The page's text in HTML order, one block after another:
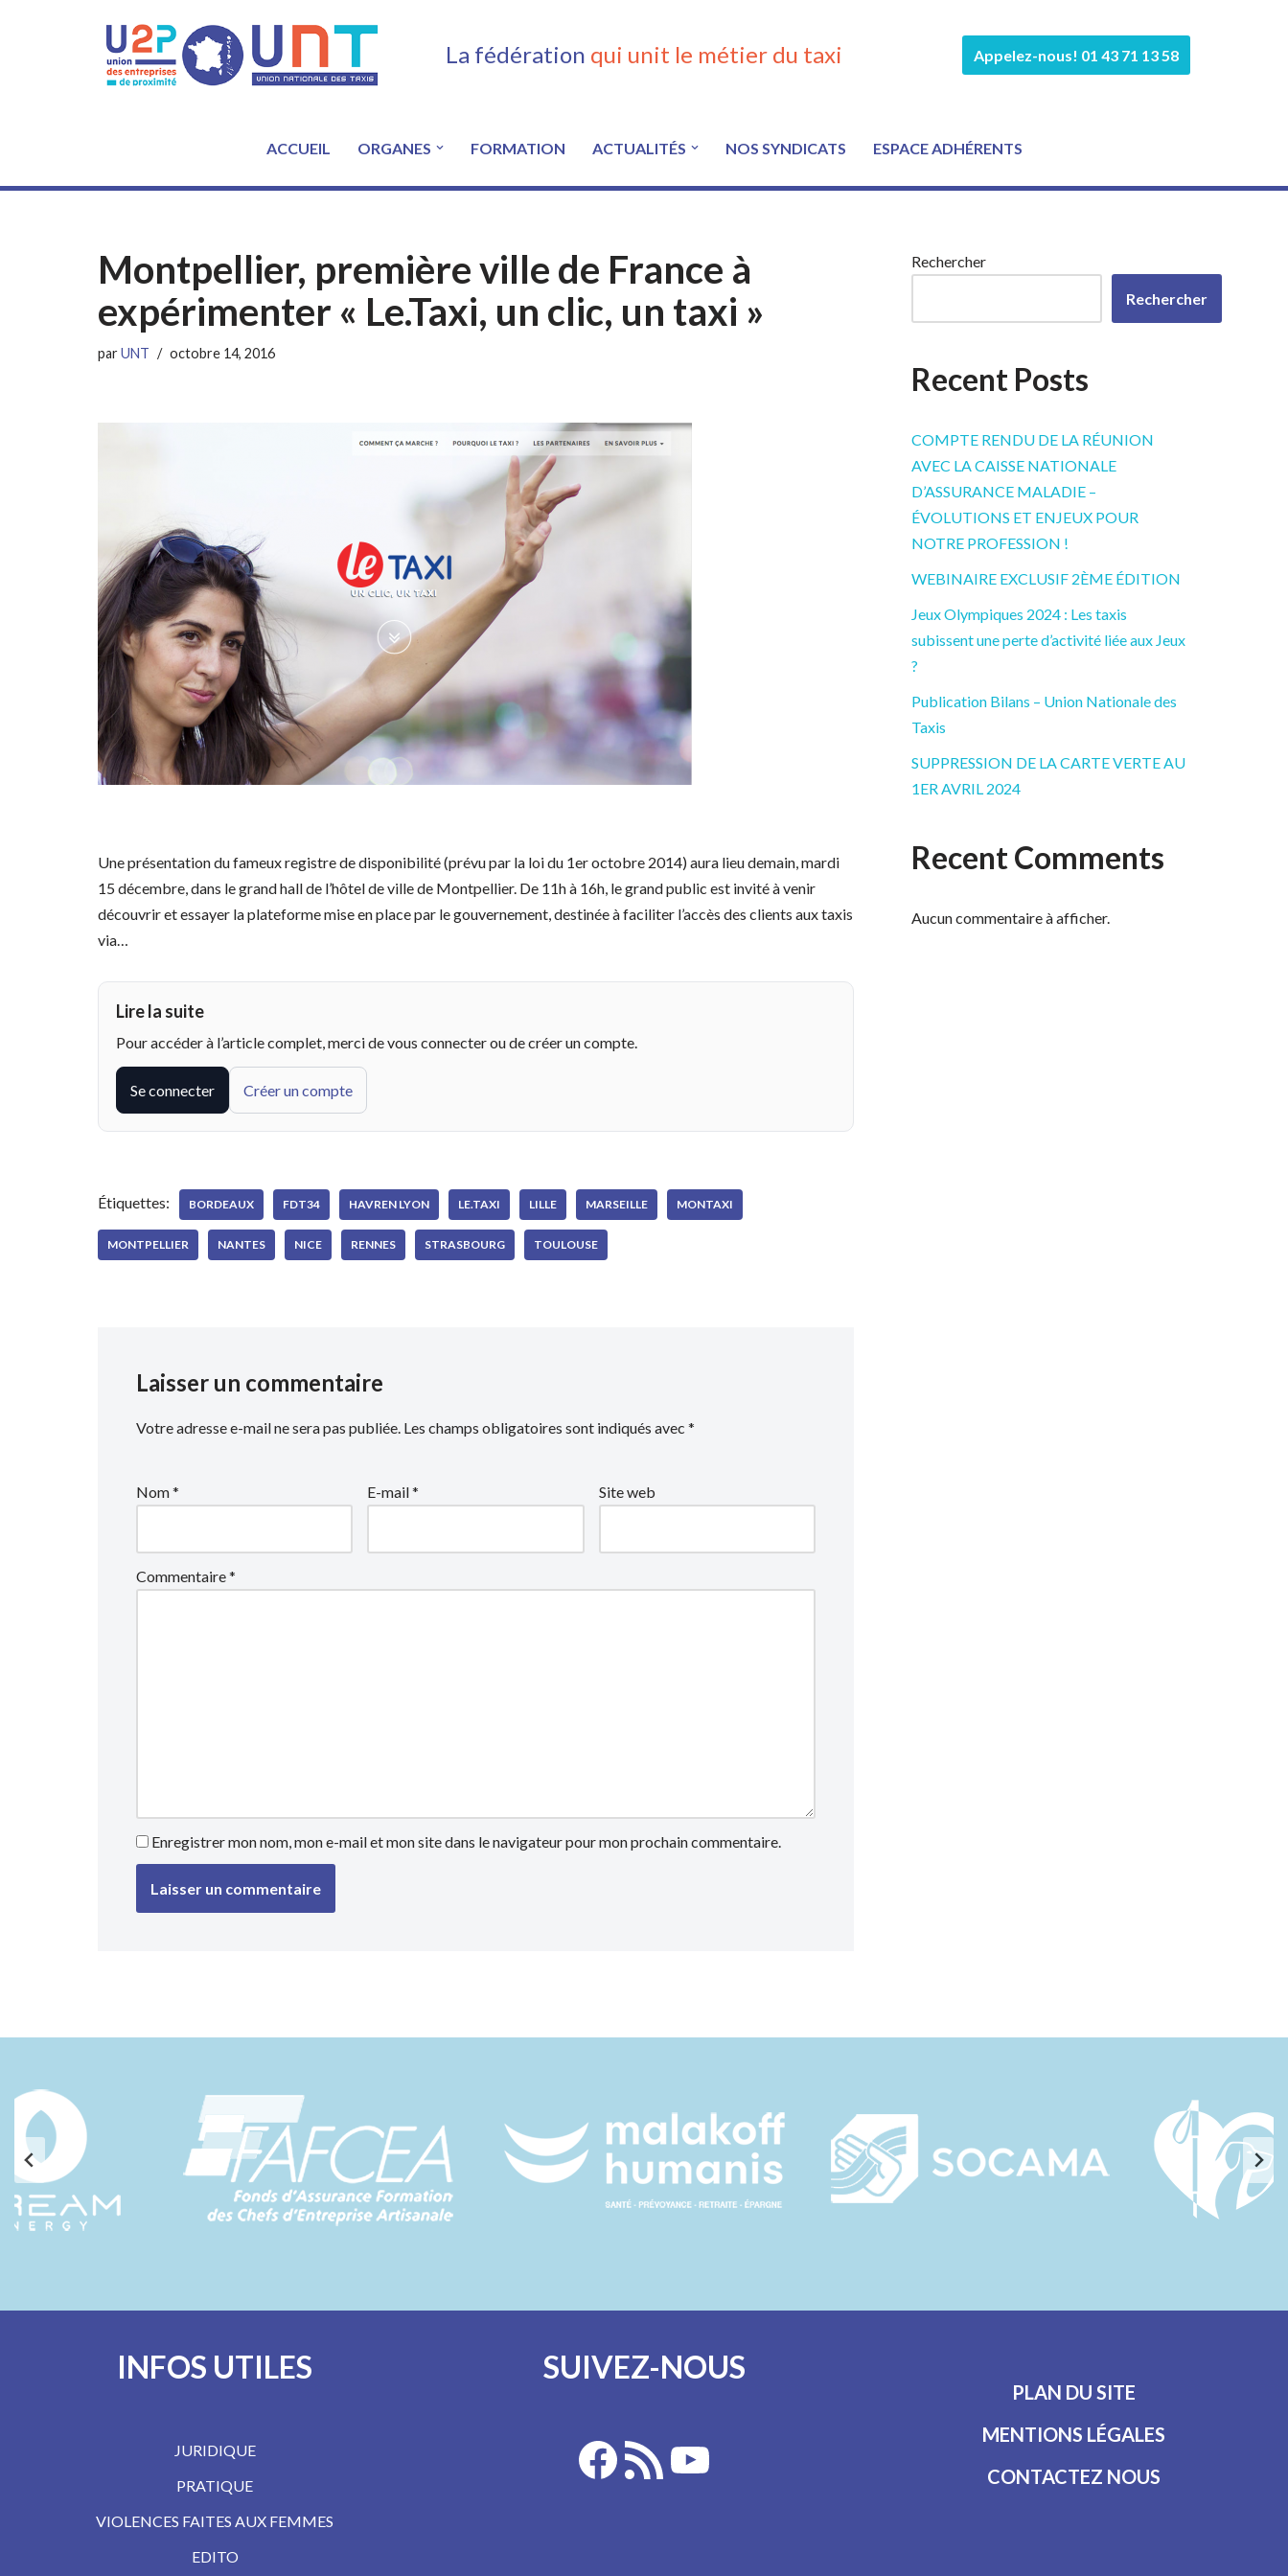
La fédération qui unit le métier du taxi Appelez-nous! 01 43 71 13 58
ACCUEIL ORGANES FORMATION ACTUALITÉS NOS SYNDICATS ESPACE ADHÉRENTS
Montpellier, première ville de France à
expérimenter « Le.Taxi, un clic, un taxi »
parUNT octobre 14, 2016
Une présentation du fameux registre de disponibilité (prévu par la loi du 1er octobre 2014) aura lieu demain, mardi
15 décembre, dans le grand hall de l’hôtel de ville de Montpellier. De 11h à 16h, le grand public est invité à venir
découvrir et essayer la plateforme mise en place par le gouvernement, destinée à faciliter l’accès des clients aux taxis
via…
Lire la suite
Pour accéder à l’article complet, merci de vous connecter ou de créer un compte.
Se connecter Créer un compte
Étiquettes: BORDEAUX FDT34 HAVREN LYON LE.TAXI LILLE MARSEILLE MONTAXI
MONTPELLIER NANTES NICE RENNES STRASBOURG TOULOUSE
Laisser un commentaire
Votre adresse e-mail ne sera pas publiée. Les champs obligatoires sont indiqués avec *
Nom* E-mail* Site web
Commentaire*
Enregistrer mon nom, mon e-mail et mon site dans le navigateur pour mon prochain commentaire.
Rechercher
Rechercher
Recent Posts
COMPTE RENDU DE LA RÉUNION
AVEC LA CAISSE NATIONALE
D’ASSURANCE MALADIE –
ÉVOLUTIONS ET ENJEUX POUR
NOTRE PROFESSION !
WEBINAIRE EXCLUSIF 2ÈME ÉDITION
Jeux Olympiques 2024 : Les taxis
subissent une perte d’activité liée aux Jeux
?
Publication Bilans – Union Nationale des
Taxis
SUPPRESSION DE LA CARTE VERTE AU
1ER AVRIL 2024
Recent Comments
Aucun commentaire à afficher.
INFOS UTILES
JURIDIQUE
PRATIQUE
VIOLENCES FAITES AUX FEMMES
EDITO
SUIVEZ-NOUS
PLAN DU SITE
MENTIONS LÉGALES
CONTACTEZ NOUS